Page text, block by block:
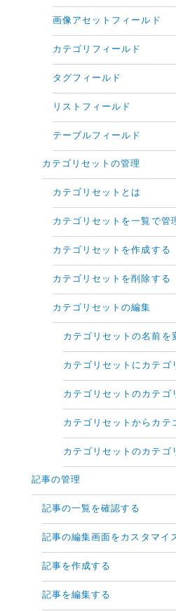
画像アセットフィールド
カテゴリフィールド
タグフィールド
リストフィールド
テーブルフィールド
カテゴリセットの管理
カテゴリセットとは
カテゴリセットを一覧で管
カテゴリセットを作成する
カテゴリセットを削除する
カテゴリセットの編集
カテゴリセットの名前を
カテゴリセットにカテゴ
カテゴリセットのカテゴ
カテゴリセットからカテ
カテゴリセットのカテゴ
記事の管理
記事の一覧を確認する
記事の編集画面をカスタマイ
記事を作成する
記事を編集する